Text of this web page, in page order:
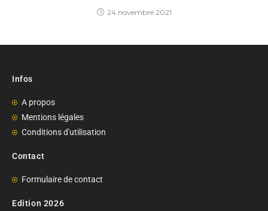
24 novembre 2021
Infos
A propos
Mentions légales
Conditions d'utilisation
Contact
Formulaire de contact
Edition 2026